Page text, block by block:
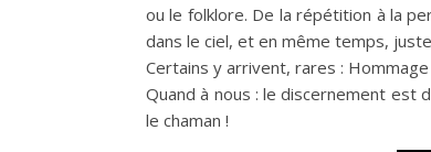
ou le folklore. De la répétition à la
dans le ciel, et en même temps,
Certains y arrivent, rares : Hommage
Quand à nous : le discernement est
le chaman !